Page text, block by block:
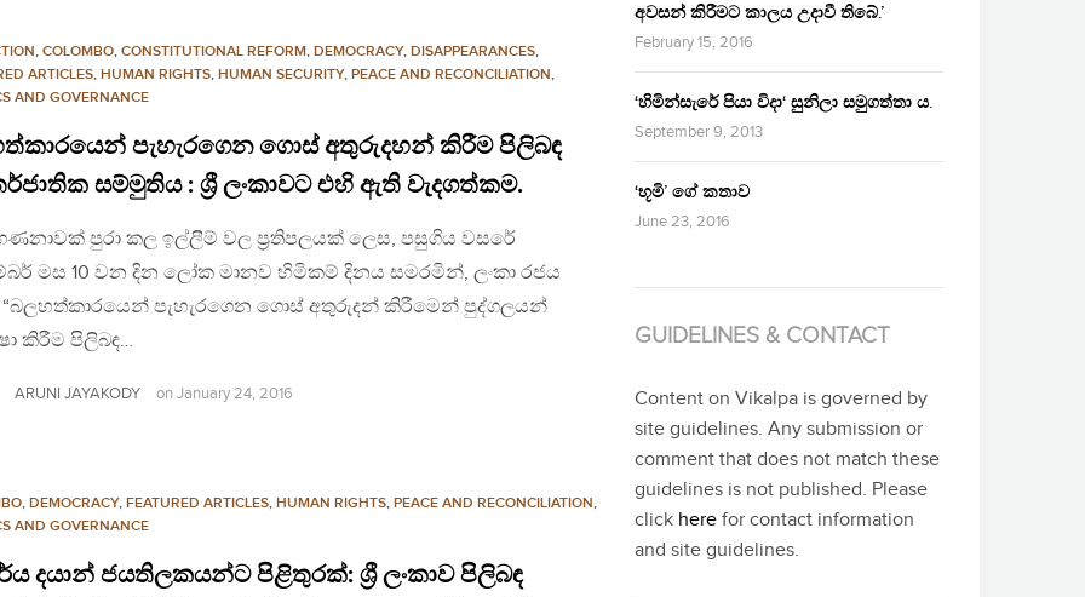
, COLOMBO, CONSTITUTIONAL REFORM, DEMOCRACY, DISAPPEARANCES,
ARTICLES, HUMAN RIGHTS, HUMAN SECURITY, PEACE AND RECONCILIATION,
AND GOVERNANCE
පැහැරගෙන ගොස් අතුරුදහන් කිරීම පිලිබඳ
සම්මුතිය : ශ්‍රී ලංකාවට එහි ඇති වැදගත්කම.
පුරා කල ඉල්ලීම් වල ප්‍රතිපලයක් ලෙස, පසුගිය වසරේ
මස 10 වන දින ලෝක මානව හිමිකම් දිනය සමරමින්, ලංකා රජය
පැහැරගෙන ගොස් අතුරුදන් කිරීමෙන් පුද්ගලයන්
කිරීම පිලිබඳ…
ARUNI JAYAKODY on January 24, 2016
, DEMOCRACY, FEATURED ARTICLES, HUMAN RIGHTS, PEACE AND RECONCILIATION,
AND GOVERNANCE
දයාන් ජයතිලකයන්ට පිළිතුරක්: ශ්‍රී ලංකාව පිලිබඳ
අවසන් කිරීමට කාලය උදාවී තිබේ.’
February 15, 2016
‘හිමින්සැරේ පියා විදා‘ සුනිලා සමුගත්තා ය.
September 9, 2013
‘භූමි’ ගේ කතාව
June 23, 2016
GUIDELINES & CONTACT
Content on Vikalpa is governed by
site guidelines. Any submission or
comment that does not match these
guidelines is not published. Please
click here for contact information
and site guidelines.